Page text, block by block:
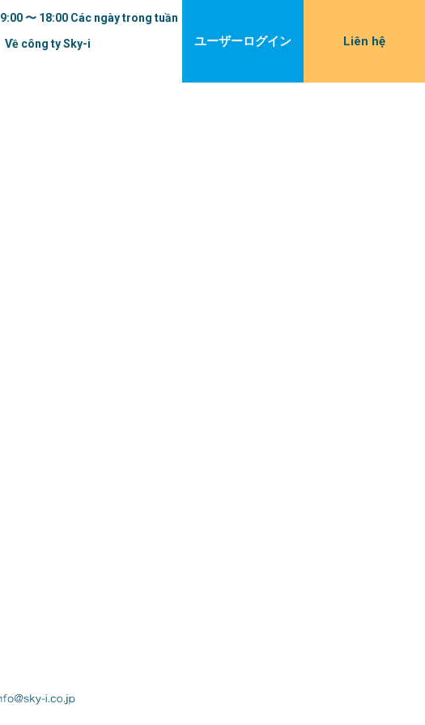
9:00 〜 18:00 Các ngày trong tuần
Về công ty Sky-i
ユーザーログイン Liên hệ